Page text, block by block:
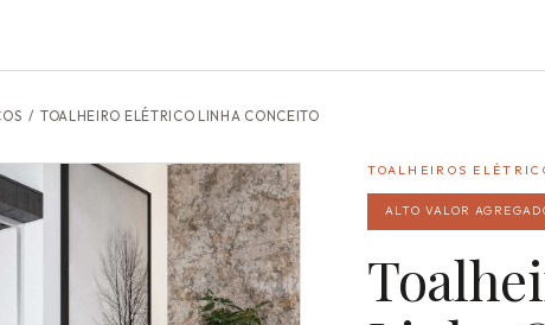
/ TOALHEIRO ELÉTRICO LINHA CONCEITO
TOALHEIROS
ALTO VALOR